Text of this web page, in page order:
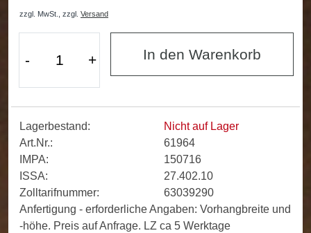
zzgl. MwSt., zzgl. Versand
- + In den Warenkorb
Lagerbestand:
Nicht auf Lager
Art.Nr.:
61964
IMPA:
150716
ISSA:
27.402.10
Zolltarifnummer:
63039290
Anfertigung - erforderliche Angaben: Vorhangbreite und
-höhe. Preis auf Anfrage. LZ ca 5 Werktage